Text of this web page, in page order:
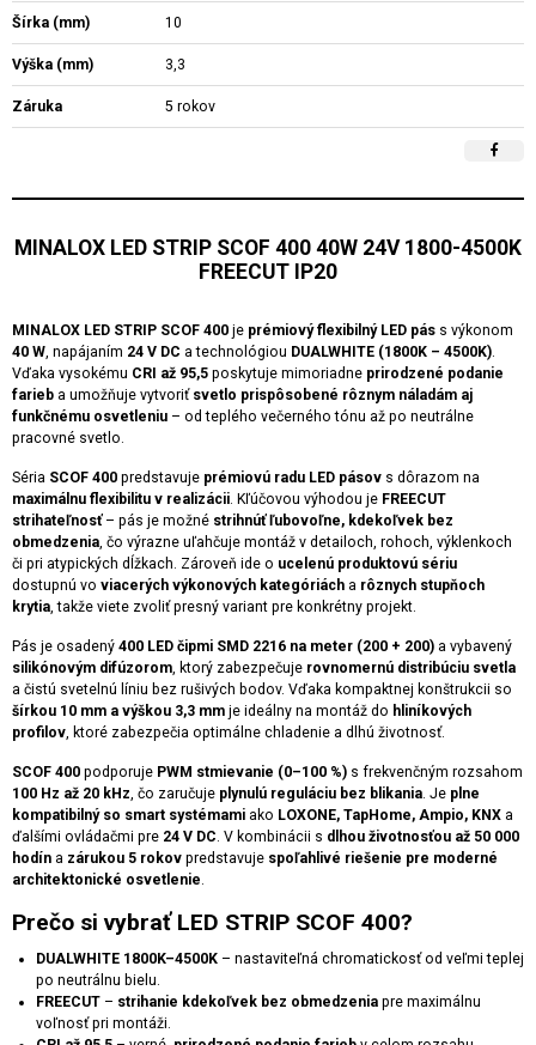
Šírka (mm) 10
Výška (mm) 3,3
Záruka 5 rokov
MINALOX LED STRIP SCOF 400 40W 24V 1800-4500K
FREECUT IP20
MINALOX LED STRIP SCOF 400 je prémiový flexibilný LED pás s výkonom
40 W, napájaním 24 V DC a technológiou DUALWHITE (1800K – 4500K).
Vďaka vysokému CRI až 95,5 poskytuje mimoriadne prirodzené podanie
farieb a umožňuje vytvoriť svetlo prispôsobené rôznym náladám aj
funkčnému osvetleniu – od teplého večerného tónu až po neutrálne
pracovné svetlo.
Séria SCOF 400 predstavuje prémiovú radu LED pásov s dôrazom na
maximálnu flexibilitu v realizácii. Kľúčovou výhodou je FREECUT
strihateľnosť– pás je možné strihnúť ľubovoľne, kdekoľvek bez
obmedzenia, čo výrazne uľahčuje montáž v detailoch, rohoch, výklenkoch
či pri atypických dĺžkach. Zároveň ide o ucelenú produktovú sériu
dostupnú vo viacerých výkonových kategóriách a rôznych stupňoch
krytia, takže viete zvoliť presný variant pre konkrétny projekt.
Pás je osadený 400 LED čipmi SMD 2216 na meter (200 + 200) a vybavený
silikónovým difúzorom, ktorý zabezpečuje rovnomernú distribúciu svetla
a čistú svetelnú líniu bez rušivých bodov. Vďaka kompaktnej konštrukcii so
šírkou 10 mm a výškou 3,3 mm je ideálny na montáž do hliníkových
profilov, ktoré zabezpečia optimálne chladenie a dlhú životnosť.
SCOF 400 podporuje PWM stmievanie (0–100 %) s frekvenčným rozsahom
100 Hz až 20 kHz, čo zaručuje plynulú reguláciu bez blikania. Je plne
kompatibilný so smart systémami ako LOXONE, TapHome, Ampio, KNX a
ďalšími ovládačmi pre 24 V DC. V kombinácii s dlhou životnosťou až 50 000
hodín a zárukou 5 rokov predstavuje spoľahlivé riešenie pre moderné
architektonické osvetlenie.
Prečo si vybrať LED STRIP SCOF 400?
DUALWHITE 1800K–4500K – nastaviteľná chromatickosť od veľmi teplej
po neutrálnu bielu.
FREECUT – strihanie kdekoľvek bez obmedzenia pre maximálnu
voľnosť pri montáži.